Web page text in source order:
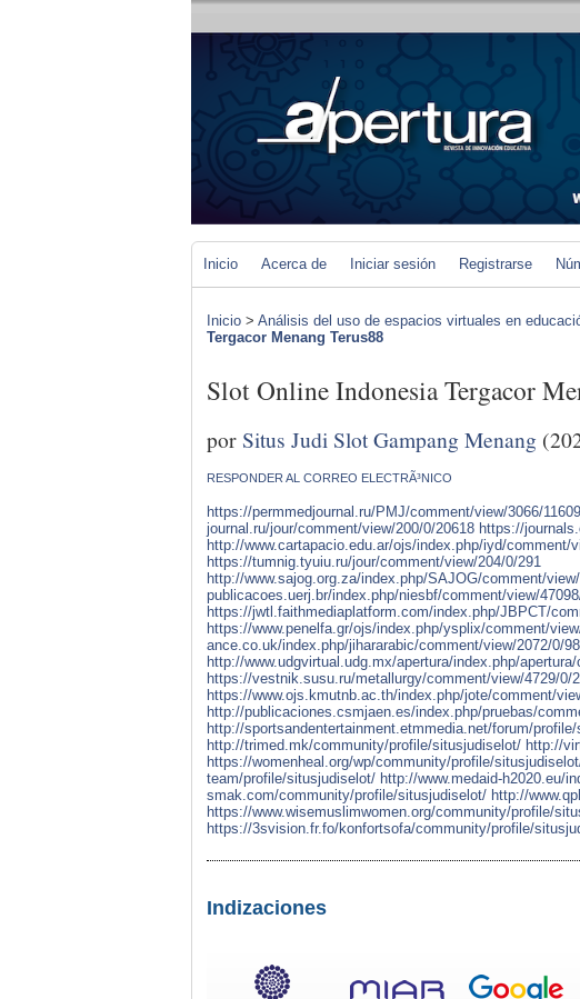
Inicio Acerca de Iniciar sesión Registrarse
Inicio > Análisis del uso de espacios virtuales en
Tergacor Menang Terus88
Slot Online Indonesia Tergacor
porSitus Judi Slot Gampang Menang
RESPONDER AL CORREO ELECTRÃ³NICO
https://permmedjournal.ru/PMJ/comment/view/3066/
journal.ru/jour/comment/view/200/0/20618 https://
http://www.cartapacio.edu.ar/ojs/index.php/iyd/comment/
https://tumnig.tyuiu.ru/jour/comment/view/204/0/291
http://www.sajog.org.za/index.php/SAJOG/comment/
publicacoes.uerj.br/index.php/niesbf/comment/view/
https://jwtl.faithmediaplatform.com/index.php/JBPCT/
https://www.penelfa.gr/ojs/index.php/ysplix/comment/
ance.co.uk/index.php/jihararabic/comment/view/2072/0/
http://www.udgvirtual.udg.mx/apertura/index.php/
https://vestnik.susu.ru/metallurgy/comment/view/4729/0/
https://www.ojs.kmutnb.ac.th/index.php/jote/comment/
http://publicaciones.csmjaen.es/index.php/pruebas/
http://sportsandentertainment.etmmedia.net/forum/
http://trimed.mk/community/profile/situsjudiselot/ http://
https://womenheal.org/wp/community/profile/
team/profile/situsjudiselot/ http://www.medaid-h2020.eu/
smak.com/community/profile/situsjudiselot/ http://
https://www.wisemuslimwomen.org/community/profile/
https://3svision.fr.fo/konfortsofa/community/profile/
Indizaciones